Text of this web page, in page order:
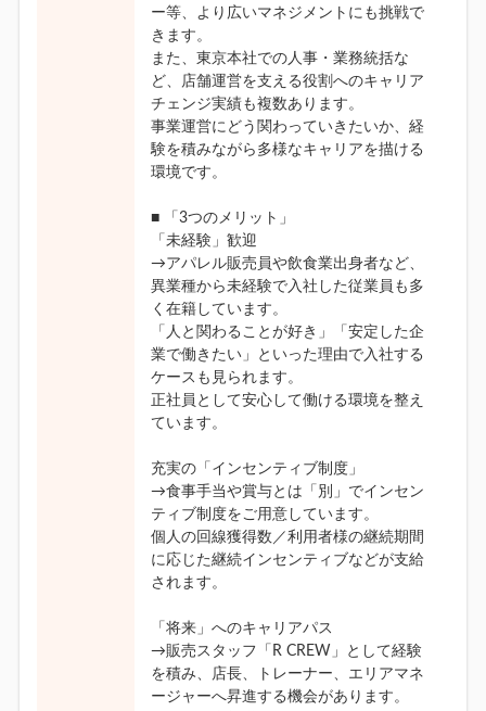
ー等、より広いマネジメントにも挑戦で
きます。
また、東京本社での人事・業務統括な
ど、店舗運営を支える役割へのキャリア
チェンジ実績も複数あります。
事業運営にどう関わっていきたいか、経
験を積みながら多様なキャリアを描ける
環境です。
■ 「3つのメリット」
「未経験」歓迎
→アパレル販売員や飲食業出身者など、
異業種から未経験で入社した従業員も多
く在籍しています。
「人と関わることが好き」「安定した企
業で働きたい」といった理由で入社する
ケースも見られます。
正社員として安心して働ける環境を整え
ています。
充実の「インセンティブ制度」
→食事手当や賞与とは「別」でインセン
ティブ制度をご用意しています。
個人の回線獲得数／利用者様の継続期間
に応じた継続インセンティブなどが支給
されます。
「将来」へのキャリアパス
→販売スタッフ「R CREW」として経験
を積み、店長、トレーナー、エリアマネ
ージャーへ昇進する機会があります。